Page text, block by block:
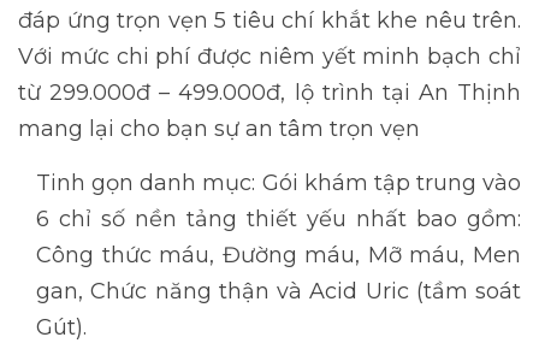
đáp ứng trọn vẹn 5 tiêu chí khắt khe nêu trên.
Với mức chi phí được niêm yết minh bạch chỉ
từ 299.000đ – 499.000đ, lộ trình tại An Thịnh
mang lại cho bạn sự an tâm trọn vẹn
Tinh gọn danh mục: Gói khám tập trung vào
6 chỉ số nền tảng thiết yếu nhất bao gồm:
Công thức máu, Đường máu, Mỡ máu, Men
gan, Chức năng thận và Acid Uric (tầm soát
Gút).